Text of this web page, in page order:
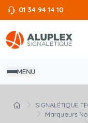
01 34 94 14 10
MENU
SIGNALÉTIQUE
Marqueurs